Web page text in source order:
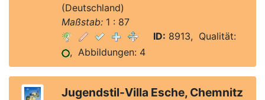
(Deutschland)
Maßstab:1 : 87
ID: 8913, Qualität:
, Abbildungen: 4
Jugendstil-Villa Esche, Chemnitz